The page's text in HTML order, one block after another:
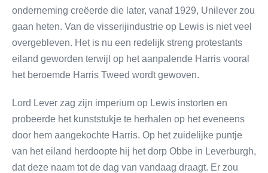
onderneming creëerde die later, vanaf 1929, Unilever zou
gaan heten. Van de visserijindustrie op Lewis is niet veel
overgebleven. Het is nu een redelijk streng protestants
eiland geworden terwijl op het aanpalende Harris vooral
het beroemde Harris Tweed wordt gewoven.
Lord Lever zag zijn imperium op Lewis instorten en
probeerde het kunststukje te herhalen op het eveneens
door hem aangekochte Harris. Op het zuidelijke puntje
van het eiland herdoopte hij het dorp Obbe in Leverburgh,
dat deze naam tot de dag van vandaag draagt. Er zou